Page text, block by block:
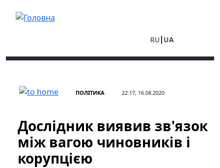
RU UA
ПОЛІТИКА 22:17, 16.08.2020
Дослідник виявив зв'язок
між вагою чиновників і
корупцією